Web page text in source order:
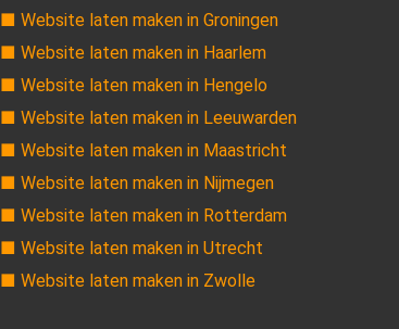
■ Website laten maken in Groningen
■ Website laten maken in Haarlem
■ Website laten maken in Hengelo
■ Website laten maken in Leeuwarden
■ Website laten maken in Maastricht
■ Website laten maken in Nijmegen
■ Website laten maken in Rotterdam
■ Website laten maken in Utrecht
■ Website laten maken in Zwolle